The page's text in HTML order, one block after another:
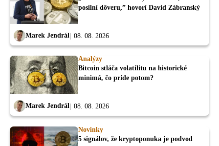
posilní dôveru,” hovorí David Zábranský
Marek Jendrál 08. 08. 2026
Analýzy
Bitcoin stláča volatilitu na historické
minimá, čo príde potom?
Marek Jendrál 08. 08. 2026
Novinky
5 signálov, že kryptoponuka je podvod